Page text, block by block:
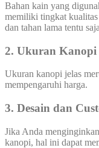
Bahan kain yang
memiliki tingkat
dan tahan lama tentu
2. Ukuran Kanopi
Ukuran kanopi jelas
mempengaruhi harga.
3. Desain dan
Jika Anda
kanopi, hal ini dapat